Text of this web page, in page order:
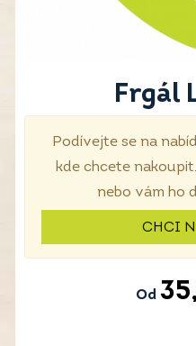
Frgál
Podívejte se na
kde chcete
nebo vám ho
CHCI
Od